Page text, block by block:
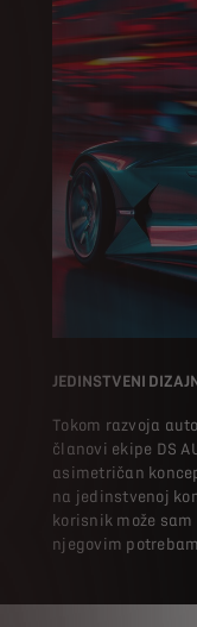
JEDINSTVENI
Tokom razvoja
članovi ekipe DS
asimetričan
na jedinstvenoj
korisnik može
njegovim